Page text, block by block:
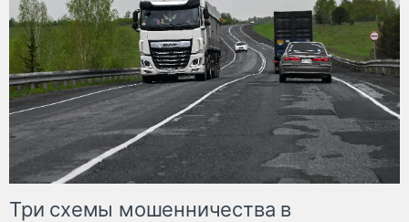
Три схемы мошенничества в